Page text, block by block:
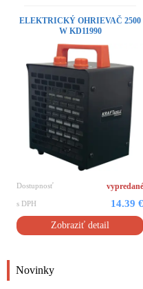
ELEKTRICKÝ OHRIEVAČ 2500
W KD11990
Dostupnosť vypredané
s DPH 14.39 €
Zobraziť detail
Novinky